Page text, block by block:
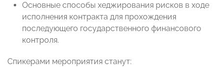
Основные способы хеджирования рисков в ходе
исполнения контракта для прохождения
последующего государственного финансового
контроля.
Спикерами мероприятия станут: